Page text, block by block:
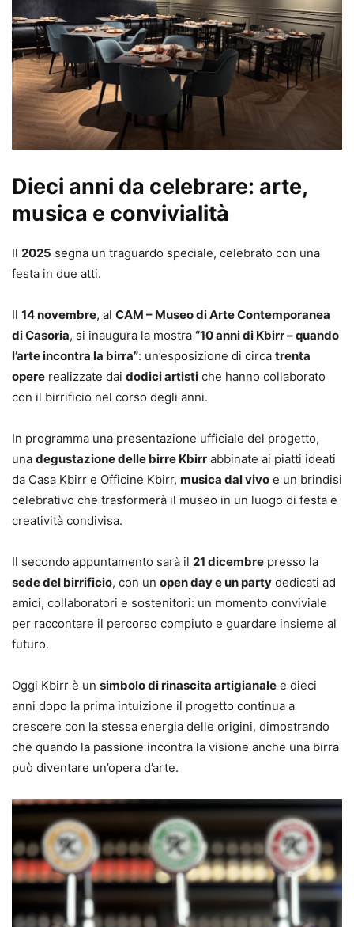
Dieci anni da celebrare: arte,
musica e convivialità
Il 2025 segna un traguardo speciale, celebrato con una
festa in due atti.
Il 14 novembre, al CAM – Museo di Arte Contemporanea
di Casoria, si inaugura la mostra “10 anni di Kbirr – quando
l’arte incontra la birra”: un’esposizione di circa trenta
opere realizzate dai dodici artisti che hanno collaborato
con il birrificio nel corso degli anni.
In programma una presentazione ufficiale del progetto,
una degustazione delle birre Kbirr abbinate ai piatti ideati
da Casa Kbirr e Officine Kbirr, musica dal vivo e un brindisi
celebrativo che trasformerà il museo in un luogo di festa e
creatività condivisa.
Il secondo appuntamento sarà il 21 dicembre presso la
sede del birrificio, con un open day e un party dedicati ad
amici, collaboratori e sostenitori: un momento conviviale
per raccontare il percorso compiuto e guardare insieme al
futuro.
Oggi Kbirr è un simbolo di rinascita artigianale e dieci
anni dopo la prima intuizione il progetto continua a
crescere con la stessa energia delle origini, dimostrando
che quando la passione incontra la visione anche una birra
può diventare un’opera d’arte.